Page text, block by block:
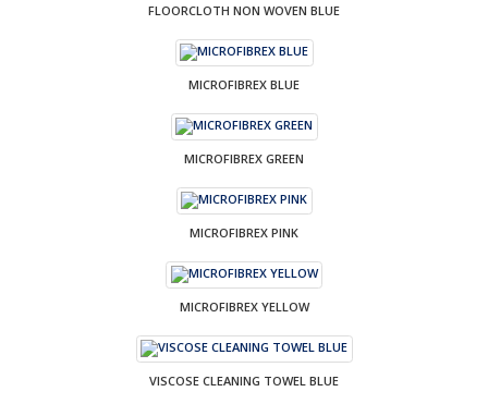
FLOORCLOTH NON WOVEN BLUE
MICROFIBREX BLUE
MICROFIBREX GREEN
MICROFIBREX PINK
MICROFIBREX YELLOW
VISCOSE CLEANING TOWEL BLUE